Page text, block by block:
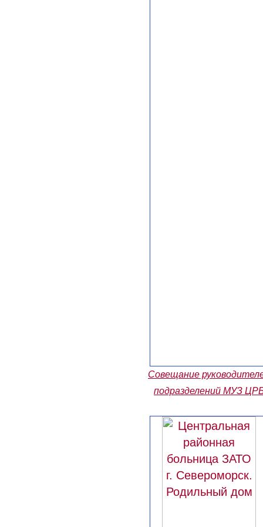
Совещание
подразделений МУЗ